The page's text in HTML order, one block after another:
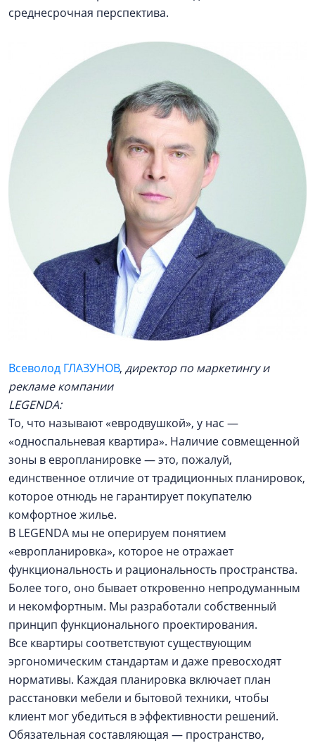
среднесрочная перспектива.
Всеволод ГЛАЗУНОВ, директор по маркетингу и
рекламе компании
LEGENDA:
То, что называют «евродвушкой», у нас —
«односпальневая квартира». Наличие совмещенной
зоны в европланировке — это, пожалуй,
единственное отличие от традиционных планировок,
которое отнюдь не гарантирует покупателю
комфортное жилье.
В LEGENDA мы не оперируем понятием
«европланировка», которое не отражает
функциональность и рациональность пространства.
Более того, оно бывает откровенно непродуманным
и некомфортным. Мы разработали собственный
принцип функционального проектирования.
Все квартиры соответствуют существующим
эргономическим стандартам и даже превосходят
нормативы. Каждая планировка включает план
расстановки мебели и бытовой техники, чтобы
клиент мог убедиться в эффективности решений.
Обязательная составляющая — пространство,